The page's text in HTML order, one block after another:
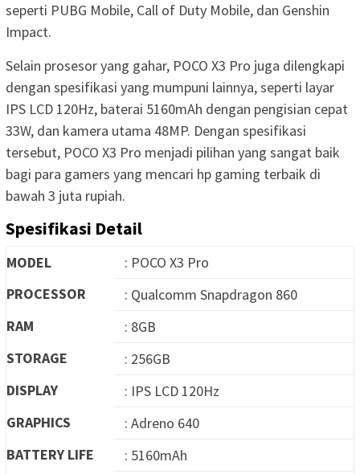
seperti PUBG Mobile, Call of Duty Mobile, dan Genshin
Impact.
Selain prosesor yang gahar, POCO X3 Pro juga dilengkapi
dengan spesifikasi yang mumpuni lainnya, seperti layar
IPS LCD 120Hz, baterai 5160mAh dengan pengisian cepat
33W, dan kamera utama 48MP. Dengan spesifikasi
tersebut, POCO X3 Pro menjadi pilihan yang sangat baik
bagi para gamers yang mencari hp gaming terbaik di
bawah 3 juta rupiah.
Spesifikasi Detail
MODEL
: POCO X3 Pro
PROCESSOR
: Qualcomm Snapdragon 860
RAM
: 8GB
STORAGE
: 256GB
DISPLAY
: IPS LCD 120Hz
GRAPHICS
: Adreno 640
BATTERY LIFE
: 5160mAh